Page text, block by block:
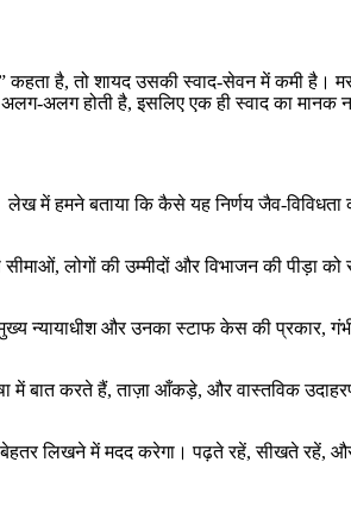
कहता है, तो शायद उसकी स्वाद‑सेवन में कमी है।
होती है, इसलिए एक ही स्वाद का मानक
में हमने बताया कि कैसे यह निर्णय
लोगों की उम्मीदों और विभाजन की पीड़ा
न्यायाधीश और उनका स्टाफ केस की प्रकार,
बात करते हैं, ताज़ा आँकड़े, और वास्तविक
लिखने में मदद करेगा। पढ़ते रहें, सीखते रहें,